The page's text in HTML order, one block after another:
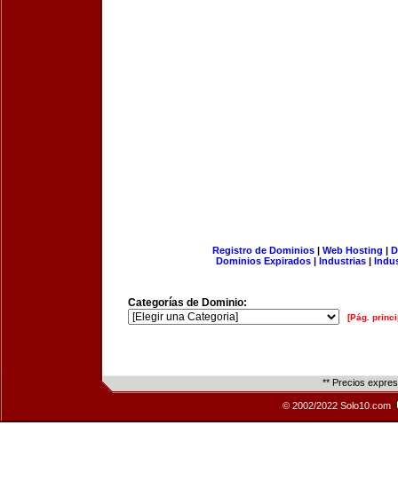
Registro de Dominios| Web Hosting |
Dominios Expirados | Industrias |
Categorías de Dominio:
[Pág.
** Precios
© 2002/2022 Solo10.com